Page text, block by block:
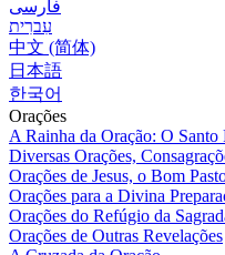
فارسی
עִברִית
中文 (简体)
日本語
한국어
Orações
A Rainha da Oração: O Santo
Diversas Orações,
Orações de Jesus, o Bom
Orações para a Divina
Orações do Refúgio da
Orações de Outras Revelações